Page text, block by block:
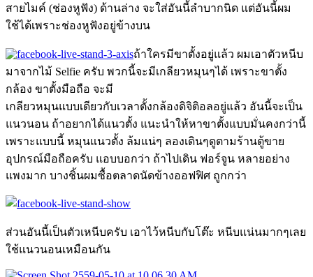
สายไมค์ (ช่องหูฟัง) ด้านล่าง จะใส่อันนี้ลำบากนิด แต่อันนี้ผม
ใช้ได้เพราะช่องหูฟังอยู่ข้างบน
ถ้าใครมีขาตั้งอยู่แล้ว ผมเอาตัวหนีบ
มาจากไม้ Selfie ครับ พวกนี้จะมีเกลียวหมุนๆได้ เพราะขาตั้ง
กล้อง ขาตั้งมือถือ จะมี
เกลียวหมุนแบบเดียวกับเวลาตั้งกล้องดิจิติอลอยู่แล้ว อันนี้จะเป็น
แนวนอน ถ้าอยากได้แนวตั้ง แนะนำให้หาขาตั้งแบบมั่นคงกว่านี้
เพราะแบบนี้ หมุนแนวตั้ง ล้มแน่ๆ ลองเดินๆดูตามร้านตู้ขาย
อุปกรณ์มือถือครับ แอบบอกว่า ถ้าไปเดิน ฟอร์จูน หลายอย่าง
แพงมาก บางชิ้นผมซื้อตลาดนัดข้างออฟฟิศ ถูกกว่า
ส่วนอันนี้เป็นตัวเหนีบครับ เอาไว้หนีบกับโต๊ะ หนีบแน่นมากๆเลย
ใช้แนวนอนเหมือนกัน